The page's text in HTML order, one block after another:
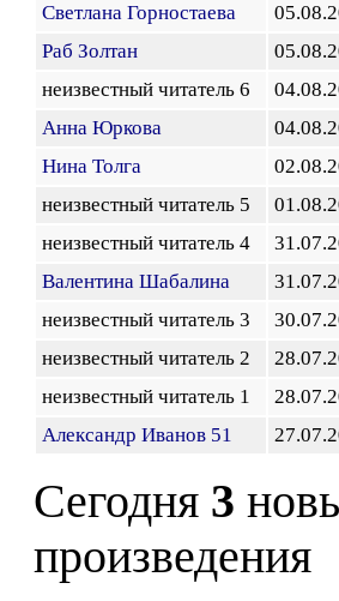
Светлана Горностаева
Раб Золтан
неизвестный читатель 6
Анна Юркова
Нина Толга
неизвестный читатель 5
неизвестный читатель 4
Валентина Шабалина
неизвестный читатель 3
неизвестный читатель 2
неизвестный читатель 1
Александр Иванов 51
Сегодня 3
произведения